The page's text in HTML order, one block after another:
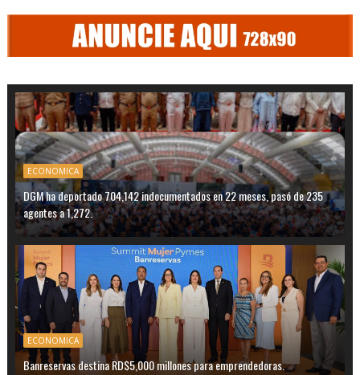
ECONOMICA
DGM ha deportado 704,142 indocumentados en 22 meses, pasó de 235
agentes a 1,272.
ECONOMICA
Banreservas destina RD$5,000 millones para emprendedoras.